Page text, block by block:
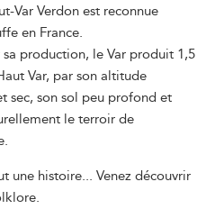
Var Verdon est reconnue
en France.
production, le Var produit 1,5
Var, par son altitude
sec, son sol peu profond et
le terroir de
une histoire... Venez découvrir